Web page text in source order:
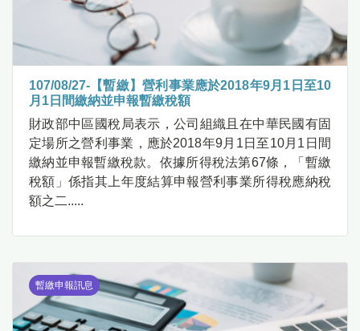
107/08/27-【暫繳】營利事業應於2018年9月1日至10
月1日間繳納並申報暫繳稅額
財政部中區國稅局表示，公司組織且在中華民國有固
定場所之營利事業，應於2018年9月1日至10月1日間
繳納並申報暫繳稅款。依據所得稅法第67條，「暫繳
稅額」係指其上年度結算申報營利事業所得稅應納稅
額之二.....
暫繳申報訊息